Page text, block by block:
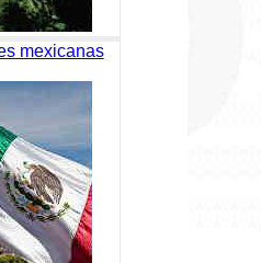
mexicanas